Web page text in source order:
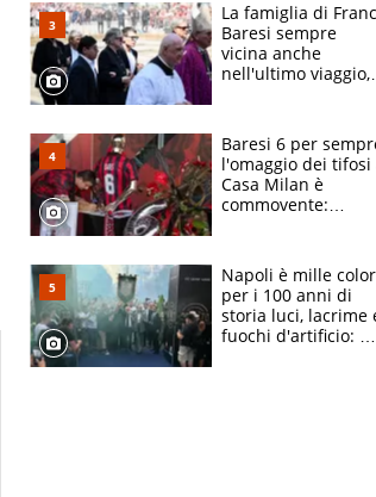
La famiglia di
Baresi sempre
vicina anche
nell'ultimo viaggio,
circondati
dall'affetto dei
Baresi 6 per
l'omaggio dei tifosi
Casa Milan è
commovente:
bigliettini
Napoli è mille
per i 100 anni di
storia luci, lacrime
fuochi d'artificio: De